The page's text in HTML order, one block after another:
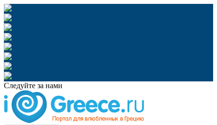
Следуйте за нами